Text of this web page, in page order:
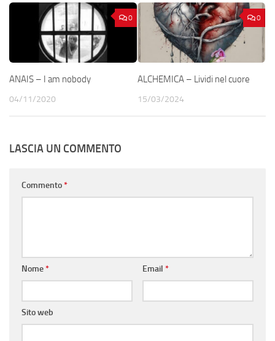
0
ANAIS – I am nobody
04/11/2020
0
ALCHEMICA – Lividi nel cuore
15/03/2024
LASCIA UN COMMENTO
Commento*
Nome* Email *
Sito web